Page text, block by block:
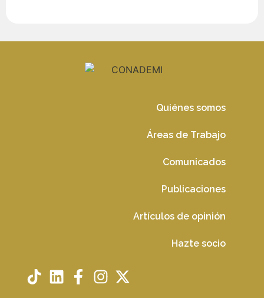
Quiénes somos
Áreas de Trabajo
Comunicados
Publicaciones
Artículos de opinión
Hazte socio